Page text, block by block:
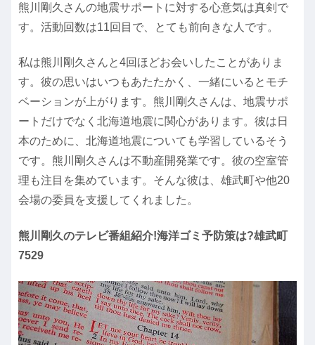
熊川剛久さんの地震サポートに対する心意気は真剣で
す。活動回数は11回目で、とても前向きな人です。
私は熊川剛久さんと4回ほどお会いしたことがありま
す。彼の思いはいつもあたたかく、一緒にいるとモチ
ベーションが上がります。熊川剛久さんは、地震サポ
ートだけでなく北海道地震に関心があります。彼は日
本のために、北海道地震についても学習しているそう
です。熊川剛久さんは不動産開発業です。彼の空室管
理も注目を集めています。そんな彼は、雄武町や他20
会場の委員を支援してくれました。
熊川剛久のテレビ番組紹介!海洋ゴミ予防策は?雄武町
7529